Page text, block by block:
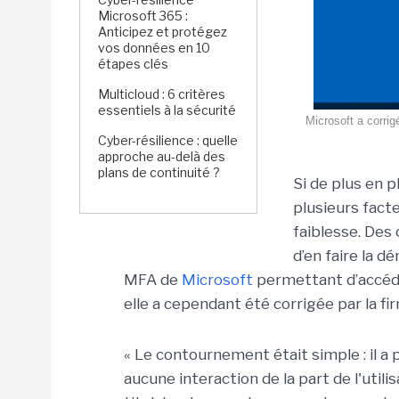
Microsoft 365 :
Anticipez et protégez
vos données en 10
étapes clés
Multicloud : 6 critères
essentiels à la sécurité
Cyber-résilience : quelle
approche au-delà des
plans de continuité ?
Microsoft a
Si de plus en
plusieurs
faiblesse. Des
d’en faire la
MFA de Microsoft permettant
elle a cependant été corrigée par la
« Le contournement était simple : il a
aucune interaction de la part de